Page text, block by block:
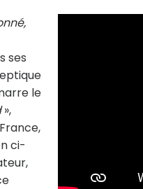
ses
le
»,
ci-